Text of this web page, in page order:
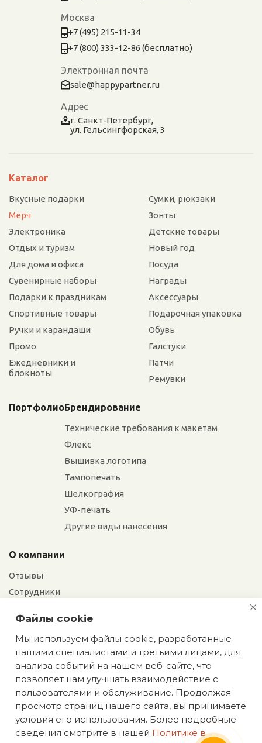
Екатерина
Мы сохраняем
эксклюзивность: оставьте
заявку на идеи подарков,
недоступных в интернете
Москва
+7 (495) 215-11-34
+7 (800) 333-12-86 (бесплатно)
Электронная почта
sale@happypartner.ru
Адрес
г. Санкт-Петербург,
ул. Гельсингфорская, 3
Каталог
Вкусные подарки
Мерч
Электроника
Отдых и туризм
Для дома и офиса
Сувенирные наборы
Подарки к праздникам
Спортивные товары
Ручки и карандаши
Промо
Ежедневники и
блокноты
Сумки, рюкзаки
Зонты
Детские товары
Новый год
Посуда
Награды
Аксессуары
Подарочная упаковка
Обувь
Галстуки
Патчи
Ремувки
ПортфолиоБрендирование
Технические требования к макетам
Флекс
Вышивка логотипа
Тампопечать
Шелкография
УФ-печать
Другие виды нанесения
О компании
Отзывы
Сотрудники
Вакансии
Политика конфиденциальности
Файлы cookie
Мы используем файлы cookie, разработанные
нашими специалистами и третьими лицами, для
анализа событий на нашем веб-сайте, что
позволяет нам улучшать взаимодействие с
пользователями и обслуживание. Продолжая
просмотр страниц нашего сайта, вы принимаете
условия его использования. Более подробные
сведения смотрите в нашей Политике в